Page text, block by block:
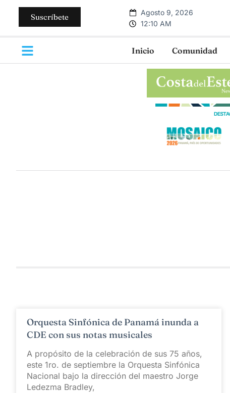
Suscríbete
Agosto 9, 2026
12:10 AM
Inicio Comunidad
Orquesta Sinfónica de Panamá inunda a
CDE con sus notas musicales
A propósito de la celebración de sus 75 años,
este 1ro. de septiembre la Orquesta Sinfónica
Nacional bajo la dirección del maestro Jorge
Ledezma Bradley,